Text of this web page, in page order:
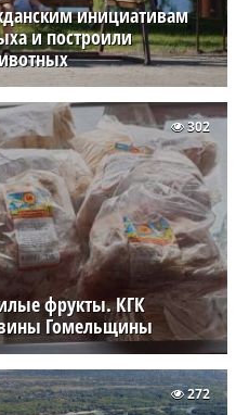
инициативам
и построили
фрукты. КГК
Гомельщины
302
272